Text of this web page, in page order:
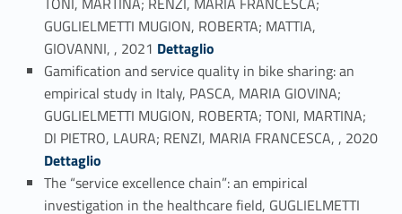
GUGLIELMETTI MUGION, ROBERTA; MATTIA,
GIOVANNI, , 2021 Link identifier #identifier_person_14752-4Dettaglio
Gamification and service quality in bike sharing: an
empirical study in Italy, PASCA, MARIA GIOVINA;
GUGLIELMETTI MUGION, ROBERTA; TONI, MARTINA;
DI PIETRO, LAURA; RENZI, MARIA FRANCESCA, , 2020
Dettaglio
The “service excellence chain”: an empirical
investigation in the healthcare field, GUGLIELMETTI